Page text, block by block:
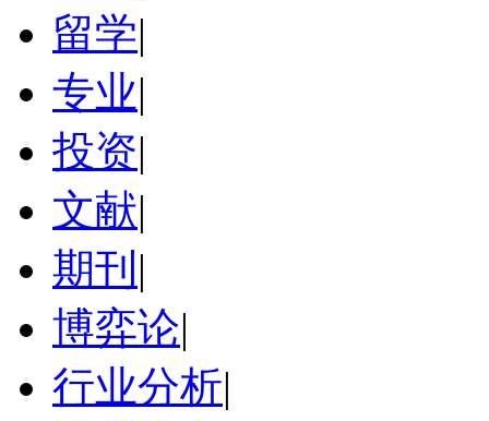
留学|
专业|
投资|
文献|
期刊 |
博弈论|
行业分析|